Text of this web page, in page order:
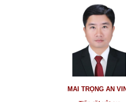
MAI TRỌNG AN
* Vụ CSGT Tân Sơn Nhất bị tố đòi tiền
* Vụ án tạt axit hủy hoại đời thiếu